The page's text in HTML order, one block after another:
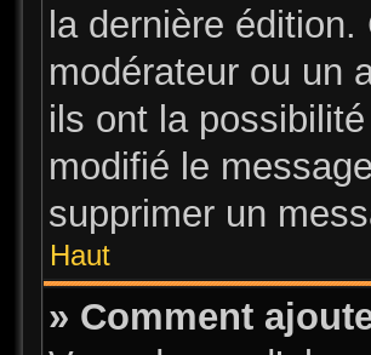
la dernière
modérateur ou un
ils ont la
modifié le
supprimer un
Haut
» Comment